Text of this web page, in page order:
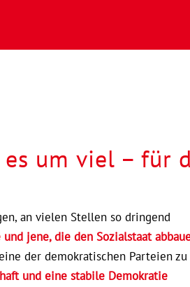
um viel – für
an vielen Stellen so dringend
jene, die den Sozialstaat
der demokratischen Parteien zu
und eine stabile Demokratie